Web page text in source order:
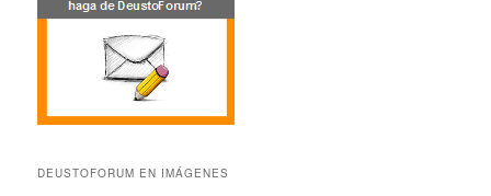
DEUSTOFORUM EN IMÁGENES